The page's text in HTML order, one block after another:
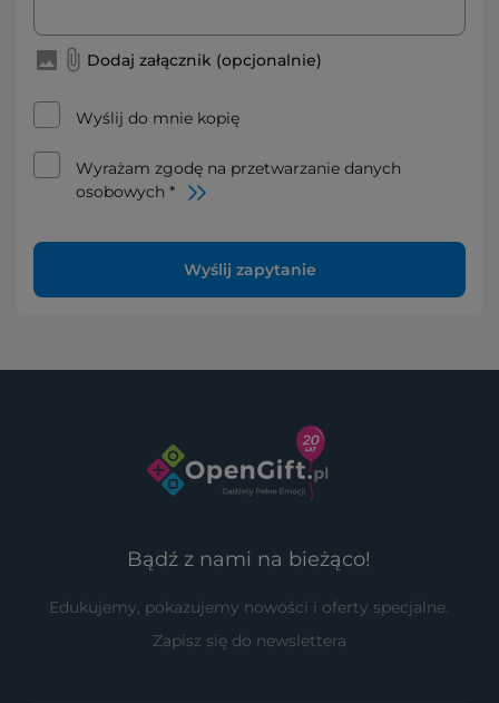
Dodaj załącznik (opcjonalnie)
Wyślij do mnie kopię
Wyrażam zgodę na przetwarzanie danych
osobowych *
Wyślij zapytanie
Bądź z nami na bieżąco!
Edukujemy, pokazujemy nowości i oferty specjalne.
Zapisz się do newslettera